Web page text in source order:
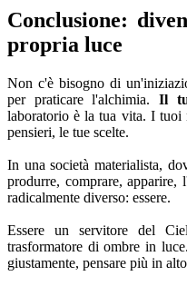
Conclusione:
propria luce
Non c'è bisogno di
per praticare l'alchimia.Il
laboratorio è la tua vita. I tuoi
pensieri, le tue scelte.
In una società materialista,
produrre, comprare,
radicalmente diverso: essere.
Essere un servitore del
trasformatore di ombre in
giustamente, pensare più in